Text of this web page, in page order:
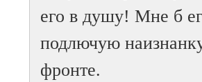
его в душу! Мне б
подлючую
фронте.